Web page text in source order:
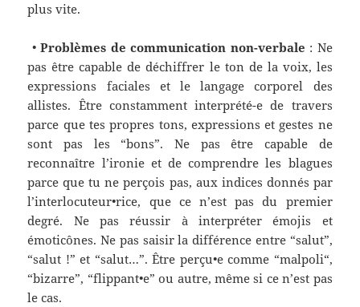
plus vite.
•Problèmes de communication non-verbale : Ne
pas être capable de déchiffrer le ton de la voix, les
expressions faciales et le langage corporel des
allistes. Être constamment interprété-e de travers
parce que tes propres tons, expressions et gestes ne
sont pas les “bons”. Ne pas être capable de
reconnaître l’ironie et de comprendre les blagues
parce que tu ne perçois pas, aux indices donnés par
l’interlocuteur•rice, que ce n’est pas du premier
degré. Ne pas réussir à interpréter émojis et
émoticônes. Ne pas saisir la différence entre “salut”,
“salut !” et “salut…”. Être perçu•e comme “malpoli“,
“bizarre”, “flippant•e” ou autre, même si ce n’est pas
le cas.